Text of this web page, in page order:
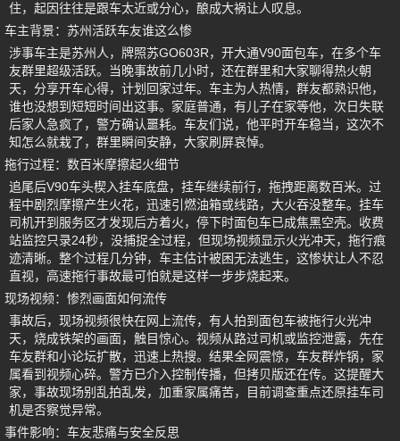
住，起因往往是跟车太近或分心，酿成大祸让人叹息。
车主背景：苏州活跃车友谁这么惨
涉事车主是苏州人，牌照苏GO603R，开大通V90面包车，在多个车
友群里超级活跃。当晚事故前几小时，还在群里和大家聊得热火朝
天，分享开车心得，计划回家过年。车主为人热情，群友都熟识他，
谁也没想到短短时间出这事。家庭普通，有儿子在家等他，次日失联
后家人急疯了，警方确认噩耗。车友们说，他平时开车稳当，这次不
知怎么就栽了，群里瞬间安静，大家刷屏哀悼。
拖行过程：数百米摩擦起火细节
追尾后V90车头楔入挂车底盘，挂车继续前行，拖拽距离数百米。过
程中剧烈摩擦产生火花，迅速引燃油箱或线路，大火吞没整车。挂车
司机开到服务区才发现后方着火，停下时面包车已成焦黑空壳。收费
站监控只录24秒，没捕捉全过程，但现场视频显示火光冲天，拖行痕
迹清晰。整个过程几分钟，车主估计被困无法逃生，这惨状让人不忍
直视，高速拖行事故最可怕就是这样一步步烧起来。
现场视频：惨烈画面如何流传
事故后，现场视频很快在网上流传，有人拍到面包车被拖行火光冲
天，烧成铁架的画面，触目惊心。视频从路过司机或监控泄露，先在
车友群和小论坛扩散，迅速上热搜。结果全网震惊，车友群炸锅，家
属看到视频心碎。警方已介入控制传播，但拷贝版还在传。这提醒大
家，事故现场别乱拍乱发，加重家属痛苦，目前调查重点还原挂车司
机是否察觉异常。
事件影响：车友悲痛与安全反思